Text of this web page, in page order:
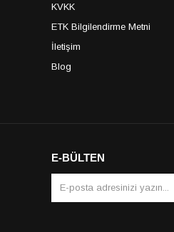
KVKK
ETK Bilgilendirme Metni
İletişim
Blog
E-BÜLTEN